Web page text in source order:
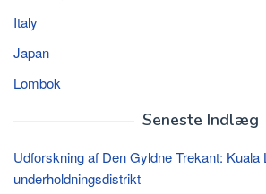
Italy
Japan
Lombok
Seneste Indlæg
Udforskning af Den Gyldne Trekant: Kuala
underholdningsdistrikt